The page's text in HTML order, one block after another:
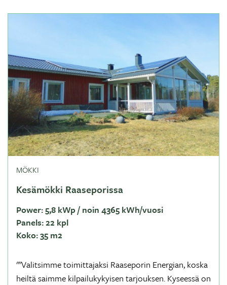
MÖKKI
Kesämökki Raaseporissa
Power:5,8 kWp / noin 4365 kWh/vuosi
Panels:22 kpl
Koko:35 m2
""Valitsimme toimittajaksi Raaseporin Energian, koska
heiltä saimme kilpailukykyisen tarjouksen. Kyseessä on